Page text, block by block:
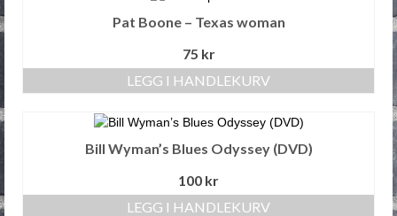
Pat Boone – Texas woman
75 kr
LEGG I HANDLEKURV
Bill Wyman’s Blues Odyssey (DVD)
100 kr
LEGG I HANDLEKURV